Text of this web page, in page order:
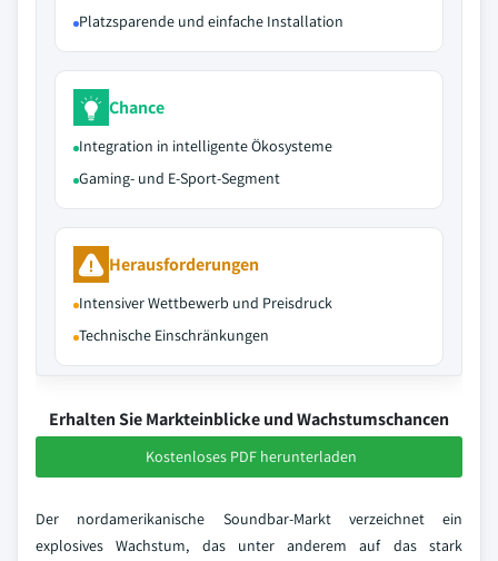
Platzsparende und einfache Installation
Chance
Integration in intelligente Ökosysteme
Gaming- und E-Sport-Segment
Herausforderungen
Intensiver Wettbewerb und Preisdruck
Technische Einschränkungen
Erhalten Sie Markteinblicke und Wachstumschancen
Kostenloses PDF herunterladen
Der nordamerikanische Soundbar-Markt verzeichnet ein
explosives Wachstum, das unter anderem auf das stark